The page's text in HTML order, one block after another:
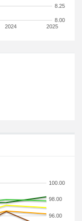
2024 2025
8.00
8.25
96.00
98.00
100.00